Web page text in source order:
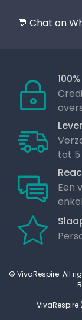
💬 Chat on
tot 5
Een
© VivaRespire. All
VivaRespire